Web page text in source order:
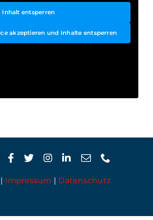
Inhalt entsperren
akzeptieren und Inhalte entsperren
Impressum | Datenschutz